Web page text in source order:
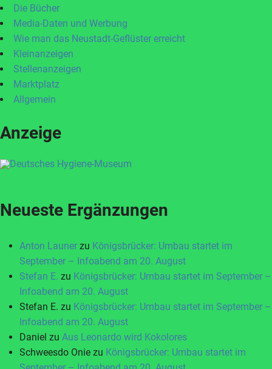
Die Bücher
Media-Daten und Werbung
Wie man das Neustadt-Geflüster erreicht
Kleinanzeigen
Stellenanzeigen
Marktplatz
Allgemein
Anzeige
Neueste Ergänzungen
Anton Launer zu Königsbrücker: Umbau startet im
September – Infoabend am 20. August
Stefan E. zu Königsbrücker: Umbau startet im September –
Infoabend am 20. August
Stefan E. zu Königsbrücker: Umbau startet im September –
Infoabend am 20. August
Daniel zu Aus Leonardo wird Kokolores
Schweesdo Onie zu Königsbrücker: Umbau startet im